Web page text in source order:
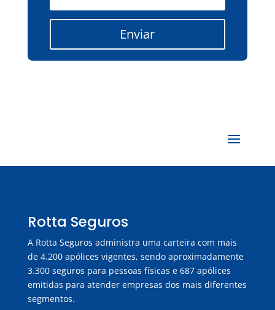
Enviar
Rotta Seguros
A Rotta Seguros administra uma carteira com mais
de 4.200 apólices vigentes, sendo aproximadamente
3.300 seguros para pessoas físicas e 687 apólices
emitidas para atender empresas dos mais diferentes
segmentos.